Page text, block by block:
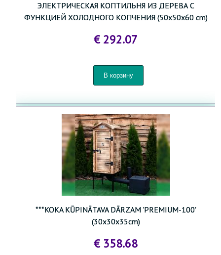
ЭЛЕКТРИЧЕСКАЯ КОПТИЛЬНЯ ИЗ ДЕРЕВА С
ФУНКЦИЕЙ ХОЛОДНОГО КОПЧЕНИЯ (50x50x60 cm)
€ 292.07
***KOKA KŪPINĀTAVA DĀRZAM 'PREMIUM-100'
(30x30x35cm)
€ 358.68